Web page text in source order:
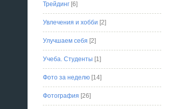
Трейдинг[6]
Увлечения и хобби [2]
Улучшаем себя [2]
Учеба. Студенты [1]
Фото за неделю[14]
Фотография [26]